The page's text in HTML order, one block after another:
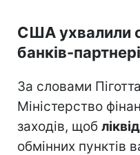
США ухвалили
банків-
За словами
Міністерство
заходів, щоб
обмінних пунктів